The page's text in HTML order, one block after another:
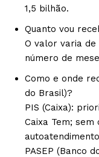
1,5 bilhão.
Quanto vou
O valor varia de
número de
Como e onde
do Brasil)?
PIS (Caixa):
Caixa Tem;
PASEP (Banco